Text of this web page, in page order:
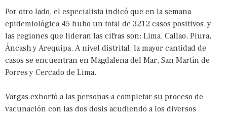
Por otro lado, el especialista indicó que en la semana
epidemiológica 45 hubo un total de 3212 casos positivos, y
las regiones que lideran las cifras son: Lima, Callao, Piura,
Áncash y Arequipa. A nivel distrital, la mayor cantidad de
casos se encuentran en Magdalena del Mar, San Martín de
Porres y Cercado de Lima.
Vargas exhortó a las personas a completar su proceso de
vacunación con las dos dosis acudiendo a los diversos